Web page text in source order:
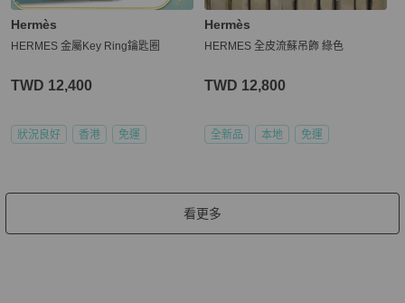
Hermès
HERMES 金屬Key Ring鑰匙圈
TWD 12,400
狀況良好 香港 免運
Hermès
HERMES 全皮流蘇吊飾 綠色
TWD 12,800
全新品 本地 免運
看更多